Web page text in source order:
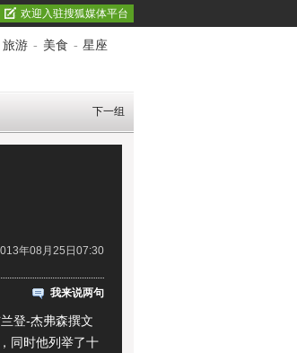
欢迎入驻搜狐媒体平台
旅游 - 美食 - 星座
下一组
年08月25日07:30
我来说两句
登-杰弗森撰文
同时他列举了十